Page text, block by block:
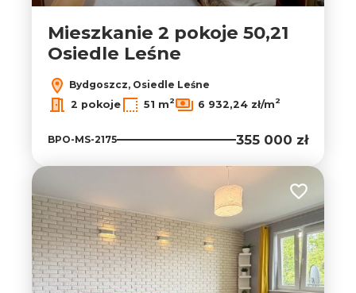
Mieszkanie 2 pokoje 50,21
Osiedle Leśne
Bydgoszcz, Osiedle Leśne
2 pokoje
51 m2 6 932,24 zł/m2
BPO-MS-2175 355 000 zł
Dodaj do